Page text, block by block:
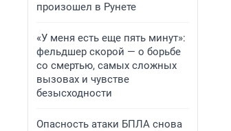
произошел в Рунете
«У меня есть еще пять минут»:
фельдшер скорой — о борьбе
со смертью, самых сложных
вызовах и чувстве
безысходности
Опасность атаки БПЛА снова